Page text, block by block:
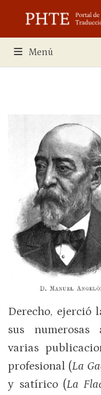
contenido
Menú
Derecho, ejerció
sus
varias
profesional (La
y satírico (La